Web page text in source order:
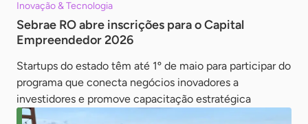
Inovação & Tecnologia
Sebrae RO abre inscrições para o Capital
Empreendedor 2026
Startups do estado têm até 1º de maio para participar do
programa que conecta negócios inovadores a
investidores e promove capacitação estratégica